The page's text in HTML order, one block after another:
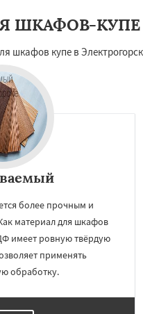
ШКАФОВ-КУПЕ
шкафов купе в
более прочным и
материал для шкафов
имеет ровную твёрдую
применять
обработку.
персональных данных